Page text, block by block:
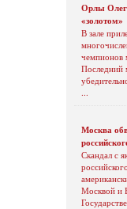
Орлы
«золотом»
В зале
чемпионов
Последний
...
Москва
Скандал с
Москвой и